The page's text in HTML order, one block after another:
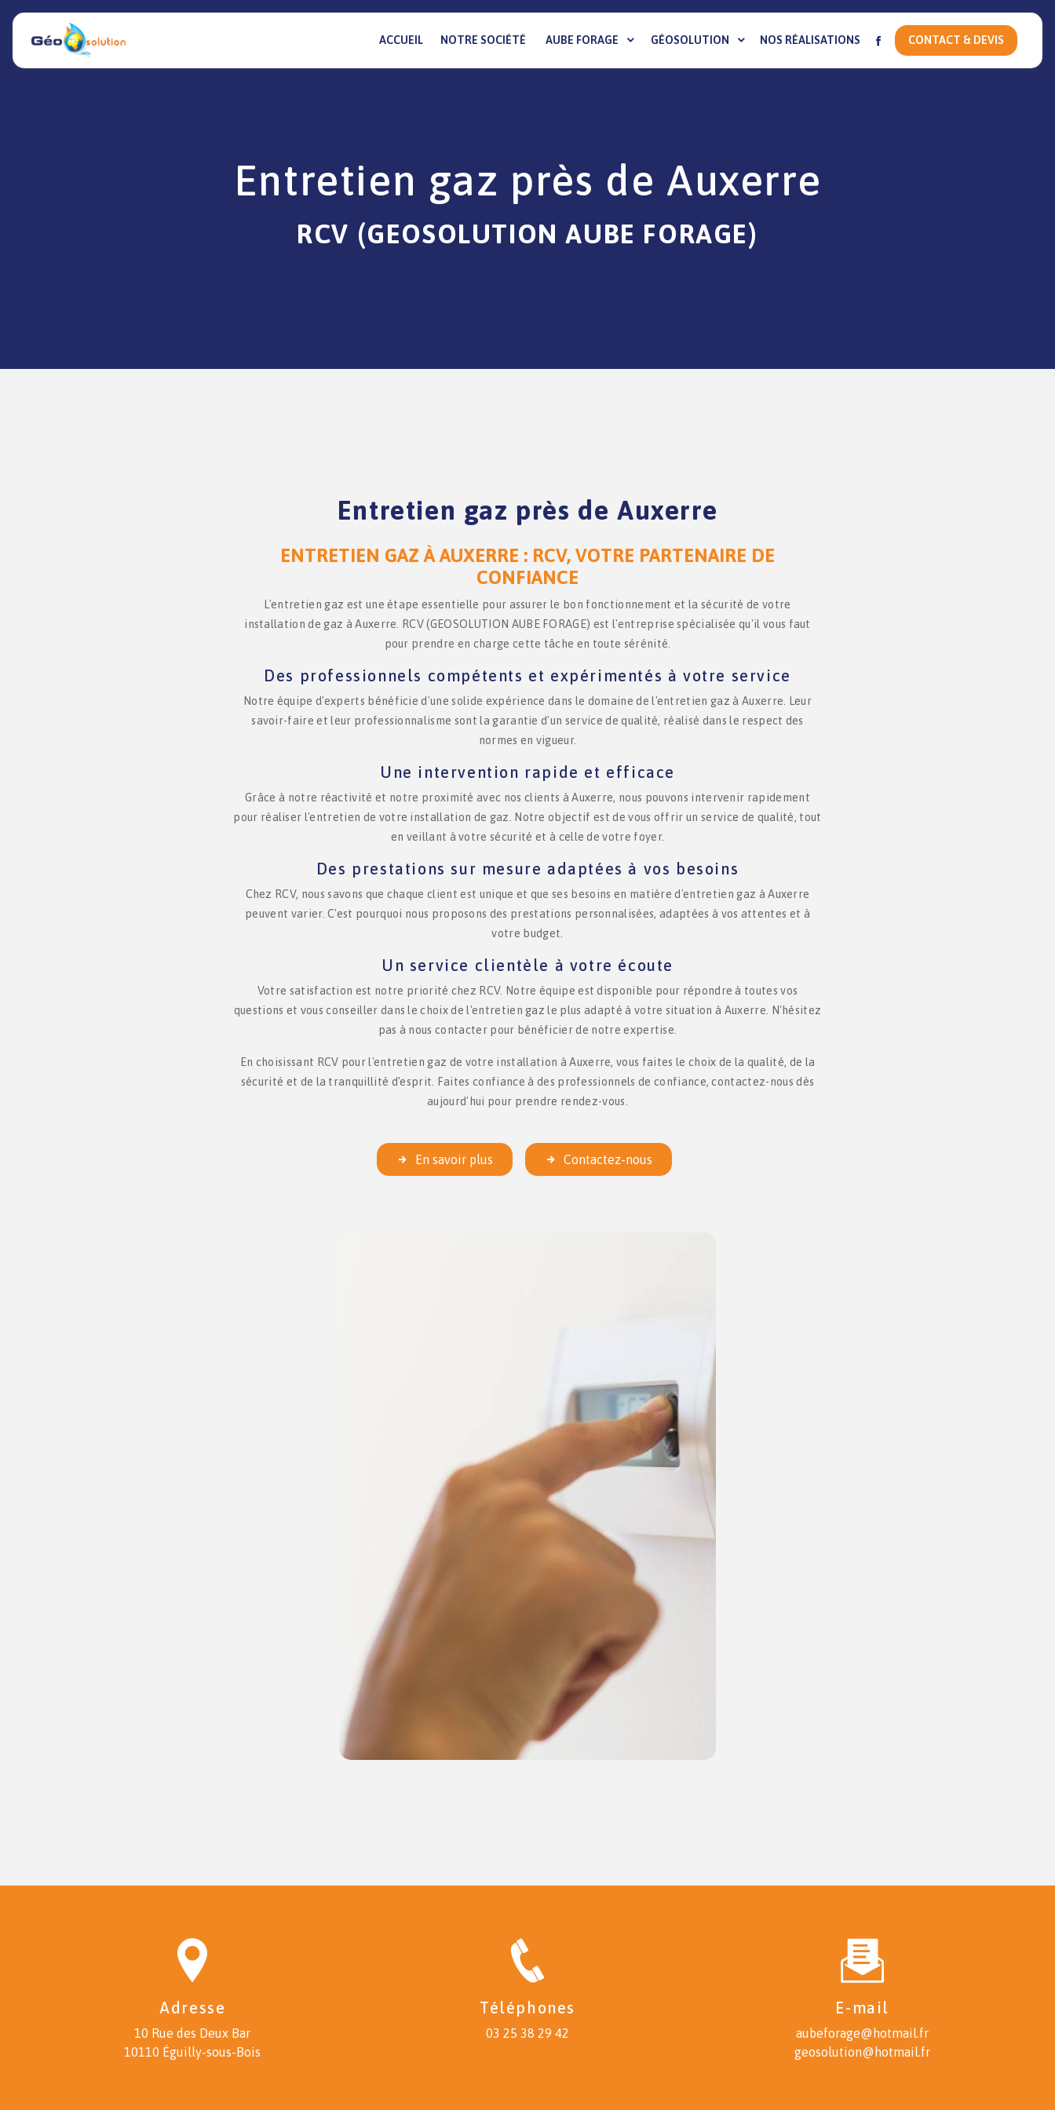
ACCUEIL NOTRE SOCIÉTÉ AUBE FORAGE GÉOSOLUTION NOS RÉALISATIONS CONTACT & DEVIS
Entretien gaz près de Auxerre
RCV (GEOSOLUTION AUBE FORAGE)
Entretien gaz près de Auxerre
ENTRETIEN GAZ À AUXERRE : RCV, VOTRE PARTENAIRE DE
CONFIANCE
L'entretien gaz est une étape essentielle pour assurer le bon fonctionnement et la sécurité de votre
installation de gaz à Auxerre. RCV (GEOSOLUTION AUBE FORAGE) est l'entreprise spécialisée qu'il vous faut
pour prendre en charge cette tâche en toute sérénité.
Des professionnels compétents et expérimentés à votre service
Notre équipe d'experts bénéficie d'une solide expérience dans le domaine de l'entretien gaz à Auxerre. Leur
savoir-faire et leur professionnalisme sont la garantie d'un service de qualité, réalisé dans le respect des
normes en vigueur.
Une intervention rapide et efficace
Grâce à notre réactivité et notre proximité avec nos clients à Auxerre, nous pouvons intervenir rapidement
pour réaliser l'entretien de votre installation de gaz. Notre objectif est de vous offrir un service de qualité, tout
en veillant à votre sécurité et à celle de votre foyer.
Des prestations sur mesure adaptées à vos besoins
Chez RCV, nous savons que chaque client est unique et que ses besoins en matière d'entretien gaz à Auxerre
peuvent varier. C'est pourquoi nous proposons des prestations personnalisées, adaptées à vos attentes et à
votre budget.
Un service clientèle à votre écoute
Votre satisfaction est notre priorité chez RCV. Notre équipe est disponible pour répondre à toutes vos
questions et vous conseiller dans le choix de l'entretien gaz le plus adapté à votre situation à Auxerre. N'hésitez
pas à nous contacter pour bénéficier de notre expertise.
En choisissant RCV pour l'entretien gaz de votre installation à Auxerre, vous faites le choix de la qualité, de la
sécurité et de la tranquillité d'esprit. Faites confiance à des professionnels de confiance, contactez-nous dès
aujourd'hui pour prendre rendez-vous.
En savoir plus Contactez-nous
Adresse
10 Rue des Deux Bar
10110 Éguilly-sous-Bois
Téléphones
03 25 38 29 42
E-mail
aubeforage@hotmail.fr
geosolution@hotmail.fr
Panneau de gestion des cookies